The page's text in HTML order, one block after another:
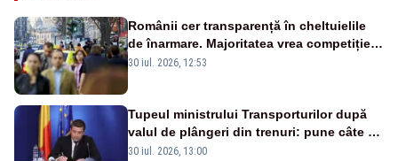
Românii cer transparență în cheltuielile
de înarmare. Majoritatea vrea competiție
reală și industrie locală – SONDAJ
30 iul. 2026, 12:53
Tupeul ministrului Transporturilor după
valul de plângeri din trenuri: pune câte un
director responsabil pentru fiecare dintre
30 iul. 2026, 13:00